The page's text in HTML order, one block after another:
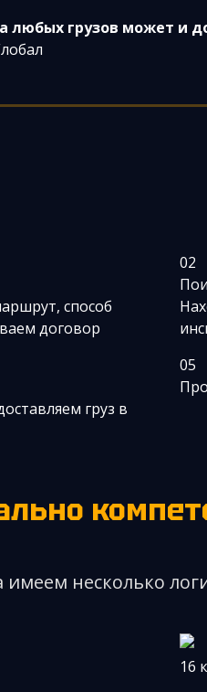
любых грузов может и
способ
договор
02
груз в
05
имеем несколько
16